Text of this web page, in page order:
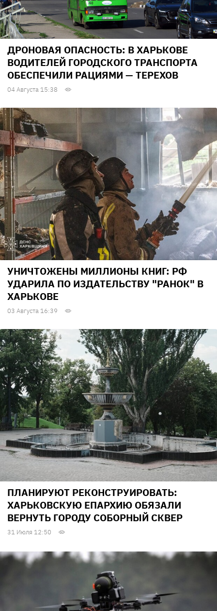
ДРОНОВАЯ ОПАСНОСТЬ: В ХАРЬКОВЕ
ВОДИТЕЛЕЙ ГОРОДСКОГО ТРАНСПОРТА
ОБЕСПЕЧИЛИ РАЦИЯМИ — ТЕРЕХОВ
04 Августа 15:38
УНИЧТОЖЕНЫ МИЛЛИОНЫ КНИГ: РФ
УДАРИЛА ПО ИЗДАТЕЛЬСТВУ "РАНОК" В
ХАРЬКОВЕ
03 Августа 16:39
ПЛАНИРУЮТ РЕКОНСТРУИРОВАТЬ:
ХАРЬКОВСКУЮ ЕПАРХИЮ ОБЯЗАЛИ
ВЕРНУТЬ ГОРОДУ СОБОРНЫЙ СКВЕР
31 Июля 12:50